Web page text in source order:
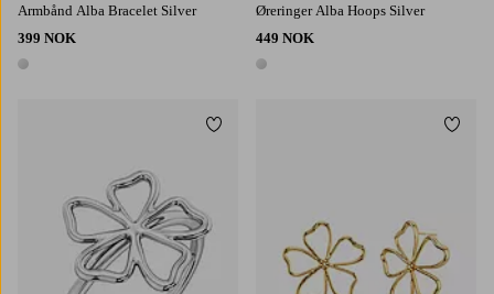
Armbånd Alba Bracelet Silver
399 NOK
1 farge
Øreringer Alba Hoops Silver
449 NOK
1 farge
Legg til favoritter